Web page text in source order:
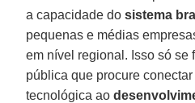
a capacidade dosistema
pequenas e médias
em nível regional. Isso só se
pública que procure
tecnológica ao